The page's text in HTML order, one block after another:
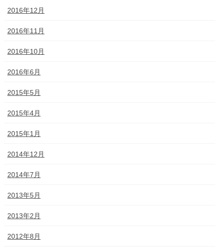
2016年12月
2016年11月
2016年10月
2016年6月
2015年5月
2015年4月
2015年1月
2014年12月
2014年7月
2013年5月
2013年2月
2012年8月